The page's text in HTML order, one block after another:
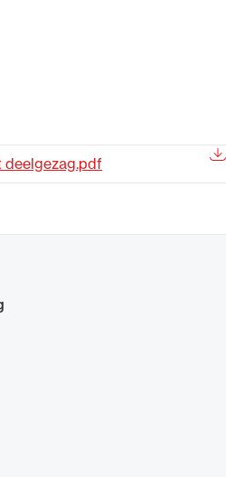
deelgezag.pdf
bij hun
en